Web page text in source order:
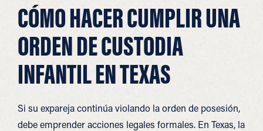
CÓMO HACER CUMPLIR UNA
ORDEN DE CUSTODIA
INFANTIL EN TEXAS
Si su expareja continúa violando la orden de posesión,
debe emprender acciones legales formales. En Texas, la